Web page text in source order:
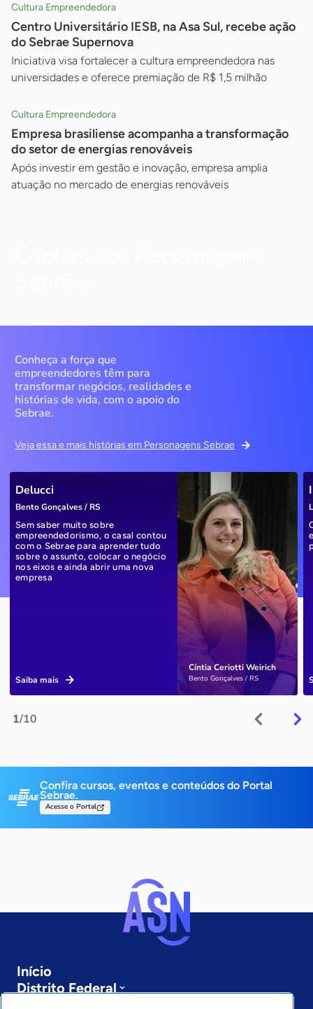
Cultura Empreendedora
Centro Universitário IESB, na Asa Sul, recebe ação
do Sebrae Supernova
Iniciativa visa fortalecer a cultura empreendedora nas
universidades e oferece premiação de R$ 1,5 milhão
Cultura Empreendedora
Empresa brasiliense acompanha a transformação
do setor de energias renováveis
Após investir em gestão e inovação, empresa amplia
atuação no mercado de energias renováveis
Conheça a força que
empreendedores têm para
transformar negócios, realidades e
histórias de vida, com o apoio do
Sebrae.
Veja essa e mais histórias em Personagens Sebrae
1/10
Cíntia Ceriotti Weirich
Bento Gonçalves / RS
Delucci
Bento Gonçalves / RS
Sem saber muito sobre
empreendedorismo, o casal contou
com o Sebrae para aprender tudo
sobre o assunto, colocar o negócio
nos eixos e ainda abrir uma nova
empresa
Saiba mais
Confira cursos, eventos e conteúdos do Portal
Sebrae.
Acesse o Portal
Início
Distrito Federal